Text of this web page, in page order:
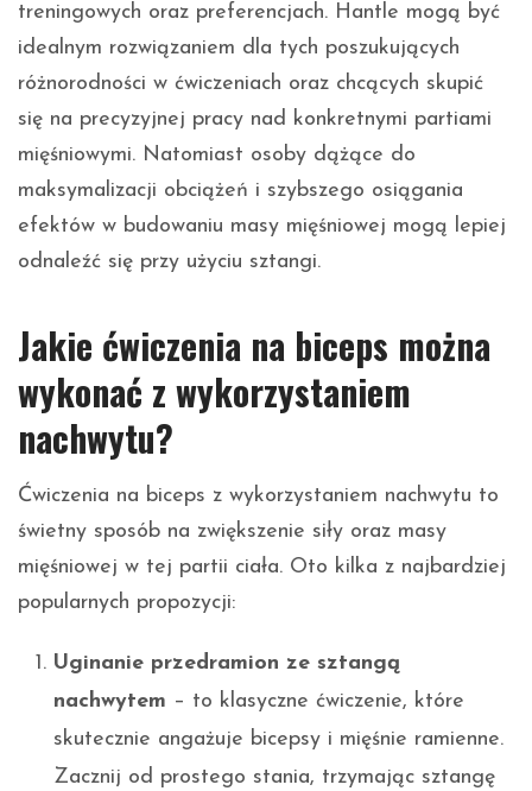
treningowych oraz preferencjach. Hantle mogą być
idealnym rozwiązaniem dla tych poszukujących
różnorodności w ćwiczeniach oraz chcących skupić
się na precyzyjnej pracy nad konkretnymi partiami
mięśniowymi. Natomiast osoby dążące do
maksymalizacji obciążeń i szybszego osiągania
efektów w budowaniu masy mięśniowej mogą lepiej
odnaleźć się przy użyciu sztangi.
Jakie ćwiczenia na biceps można
wykonać z wykorzystaniem
nachwytu?
Ćwiczenia na biceps z wykorzystaniem nachwytu to
świetny sposób na zwiększenie siły oraz masy
mięśniowej w tej partii ciała. Oto kilka z najbardziej
popularnych propozycji:
Uginanie przedramion ze sztangą
nachwytem – to klasyczne ćwiczenie, które
skutecznie angażuje bicepsy i mięśnie ramienne.
Zacznij od prostego stania, trzymając sztangę